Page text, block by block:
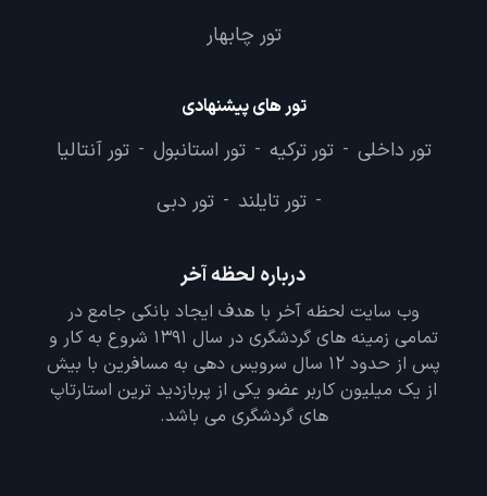
تور چابهار
تور های پیشنهادی
تور داخلی - تور ترکیه - تور استانبول - تور آنتالیا
- تور تایلند - تور دبی
درباره لحظه آخر
وب سایت لحظه آخر با هدف ایجاد بانکی جامع در
تمامی زمینه های گردشگری در سال 1391 شروع به کار و
پس از حدود 12 سال سرویس دهی به مسافرین با بیش
از یک میلیون کاربر عضو یکی از پربازدید ترین استارتاپ
های گردشگری می باشد.